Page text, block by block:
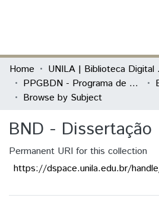
Communities & Collections
All of DSpace
Home
PPGBDN - Programa de Pós-Graduação em Biodiversidade Neotropical
Browse by Subject
BND - Dissertação
Permanent URI for this collection
https://dspace.unila.edu.br/